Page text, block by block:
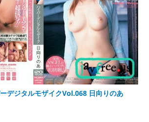
デジタルモザイクVol.068 日向りのあ